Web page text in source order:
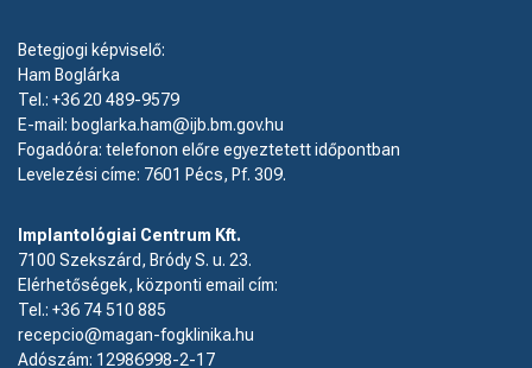
Betegjogi képviselő:
Ham Boglárka
Tel.: +36 20 489-9579
E-mail: boglarka.ham@ijb.bm.gov.hu
Fogadóóra: telefonon előre egyeztetett időpontban
Levelezési címe: 7601 Pécs, Pf. 309.
Implantológiai Centrum Kft.
7100 Szekszárd, Bródy S. u. 23.
Elérhetőségek, központi email cím:
Tel.: +36 74 510 885
recepcio@magan-fogklinika.hu
Adószám: 12986998-2-17